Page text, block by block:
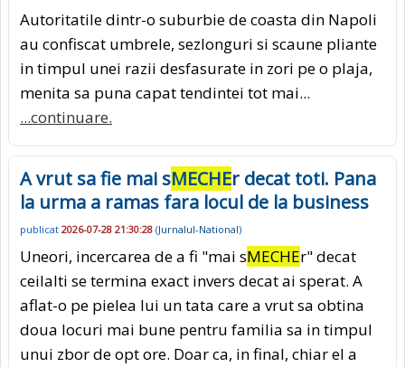
Autoritatile dintr-o suburbie de coasta din Napoli
au confiscat umbrele, sezlonguri si scaune pliante
in timpul unei razii desfasurate in zori pe o plaja,
menita sa puna capat tendintei tot mai...
...continuare.
A vrut sa fie mai sMECHEr decat toti. Pana
la urma a ramas fara locul de la business
publicat 2026-07-28 21:30:28 (Jurnalul-National)
Uneori, incercarea de a fi "mai sMECHEr" decat
ceilalti se termina exact invers decat ai sperat. A
aflat-o pe pielea lui un tata care a vrut sa obtina
doua locuri mai bune pentru familia sa in timpul
unui zbor de opt ore. Doar ca, in final, chiar el a